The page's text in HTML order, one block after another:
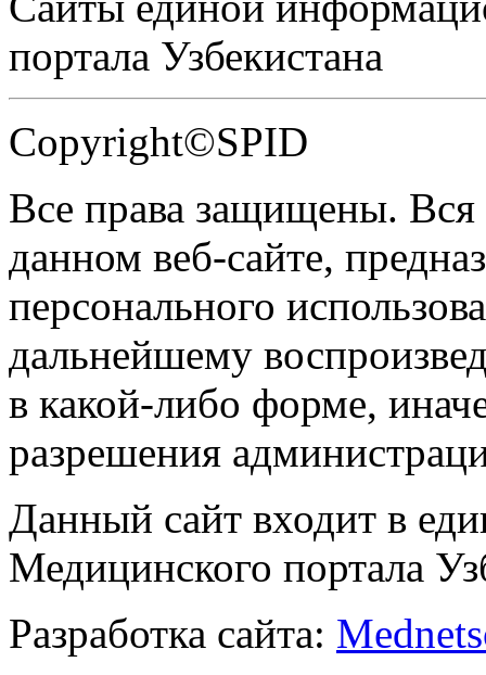
портала Узбекистана
Copyright©SPID
Все права защищены.
данном веб-сайте,
персонального
дальнейшему
в какой-либо форме,
разрешения
Данный сайт входит в
Медицинского портала
Разработка сайта: